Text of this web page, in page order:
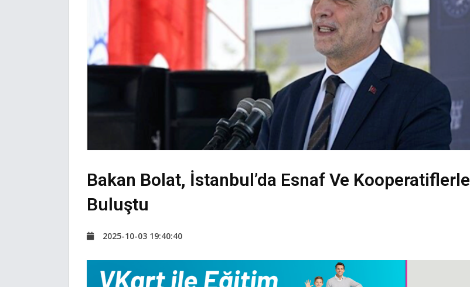
Bakan Bolat, İstanbul’da Esnaf Ve Kooperatiflerle
Buluştu
2025-10-03 19:40:40